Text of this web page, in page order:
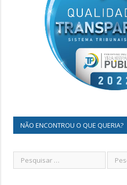
NÃO ENCONTROU O QUE QUERIA?